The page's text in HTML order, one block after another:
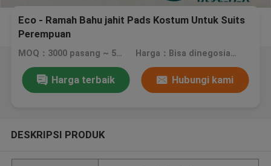
Eco - Ramah Bahu jahit Pads Kostum Untuk Suits
Perempuan
MOQ：3000 pasang ~ 5000 pasang Harga：Bisa dinegosiasikan
Harga terbaik Hubungi kami
DESKRIPSI PRODUK